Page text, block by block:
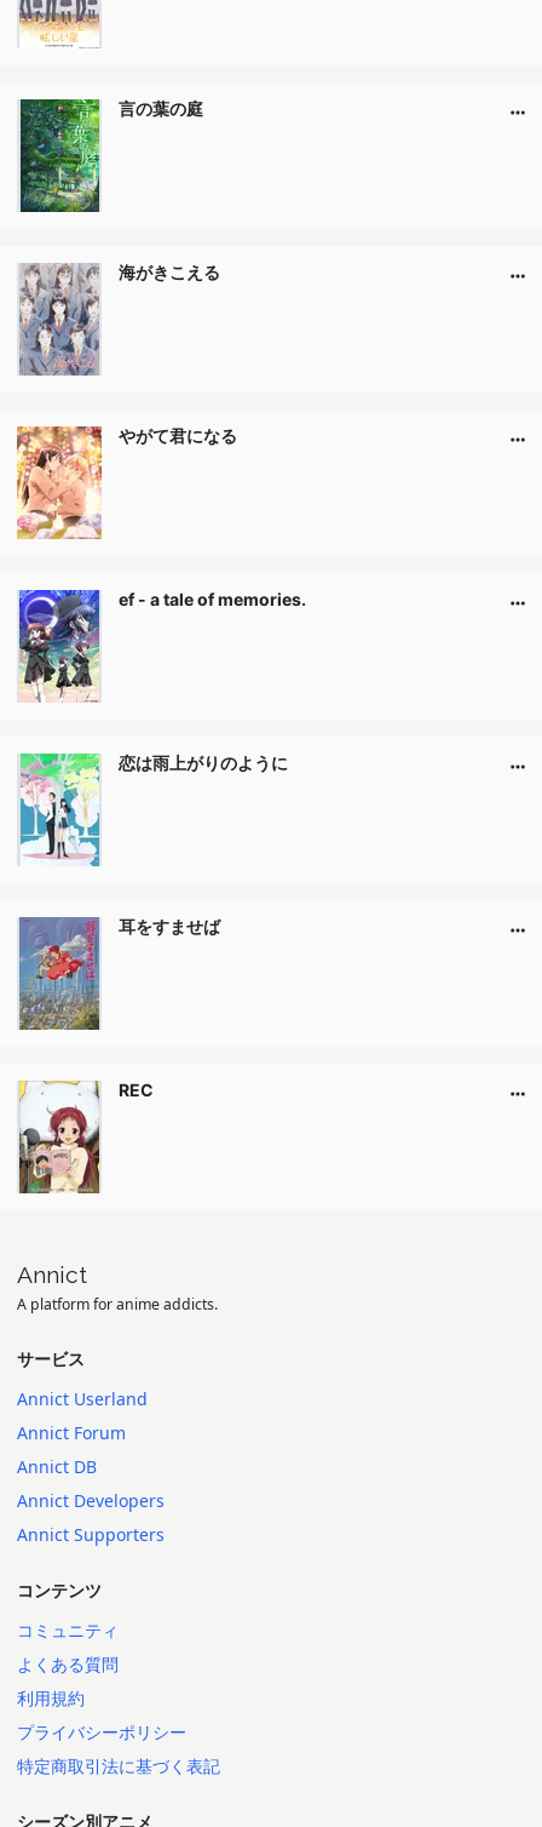
言の葉の庭
海がきこえる
やがて君になる
ef - a tale of memories.
恋は雨上がりのように
耳をすませば
REC
Annict
A platform for anime addicts.
サービス
Annict Userland
Annict Forum
Annict DB
Annict Developers
Annict Supporters
コンテンツ
コミュニティ
よくある質問
利用規約
プライバシーポリシー
特定商取引法に基づく表記
シーズン別アニメ